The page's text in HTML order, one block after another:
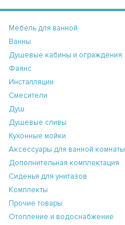
Мебель для ванной
Ванны
Душевые кабины и ограждения
Фаянс
Инсталляции
Смесители
Душ
Душевые сливы
Кухонные мойки
Аксессуары для ванной комнаты
Дополнительная комплектация
Сиденья для унитазов
Комплекты
Прочие товары
Отопление и водоснабжение